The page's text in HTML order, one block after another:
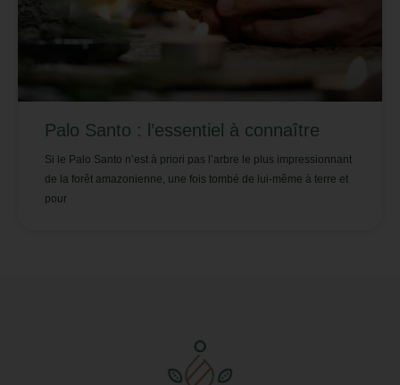
Palo Santo : l’essentiel à connaître
Si le Palo Santo n’est à priori pas l’arbre le plus impressionnant
de la forêt amazonienne, une fois tombé de lui-même à terre et
pour